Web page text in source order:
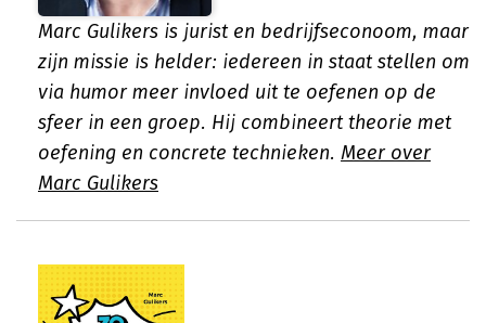
Marc Gulikers is jurist en bedrijfseconoom, maar
zijn missie is helder: iedereen in staat stellen om
via humor meer invloed uit te oefenen op de
sfeer in een groep. Hij combineert theorie met
oefening en concrete technieken. Meer over
Marc Gulikers